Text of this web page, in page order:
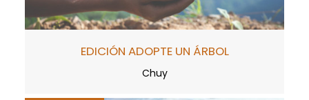
EDICIÓN ADOPTE UN ÁRBOL
Chuy